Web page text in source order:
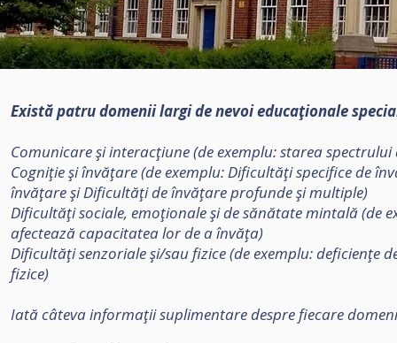
Există patru domenii largi de nevoi educaționale
Comunicare și interacțiune (de exemplu: starea
Cogniție și învățare (de exemplu: Dificultăți specifice de
învățare și Dificultăți de învățare profunde și multiple)
Dificultăți sociale, emoționale și de sănătate mintală (de
afectează capacitatea lor de a învăța)
Dificultăți senzoriale și/sau fizice (de exemplu: deficiențe
fizice)
Iată câteva informații suplimentare despre fiecare